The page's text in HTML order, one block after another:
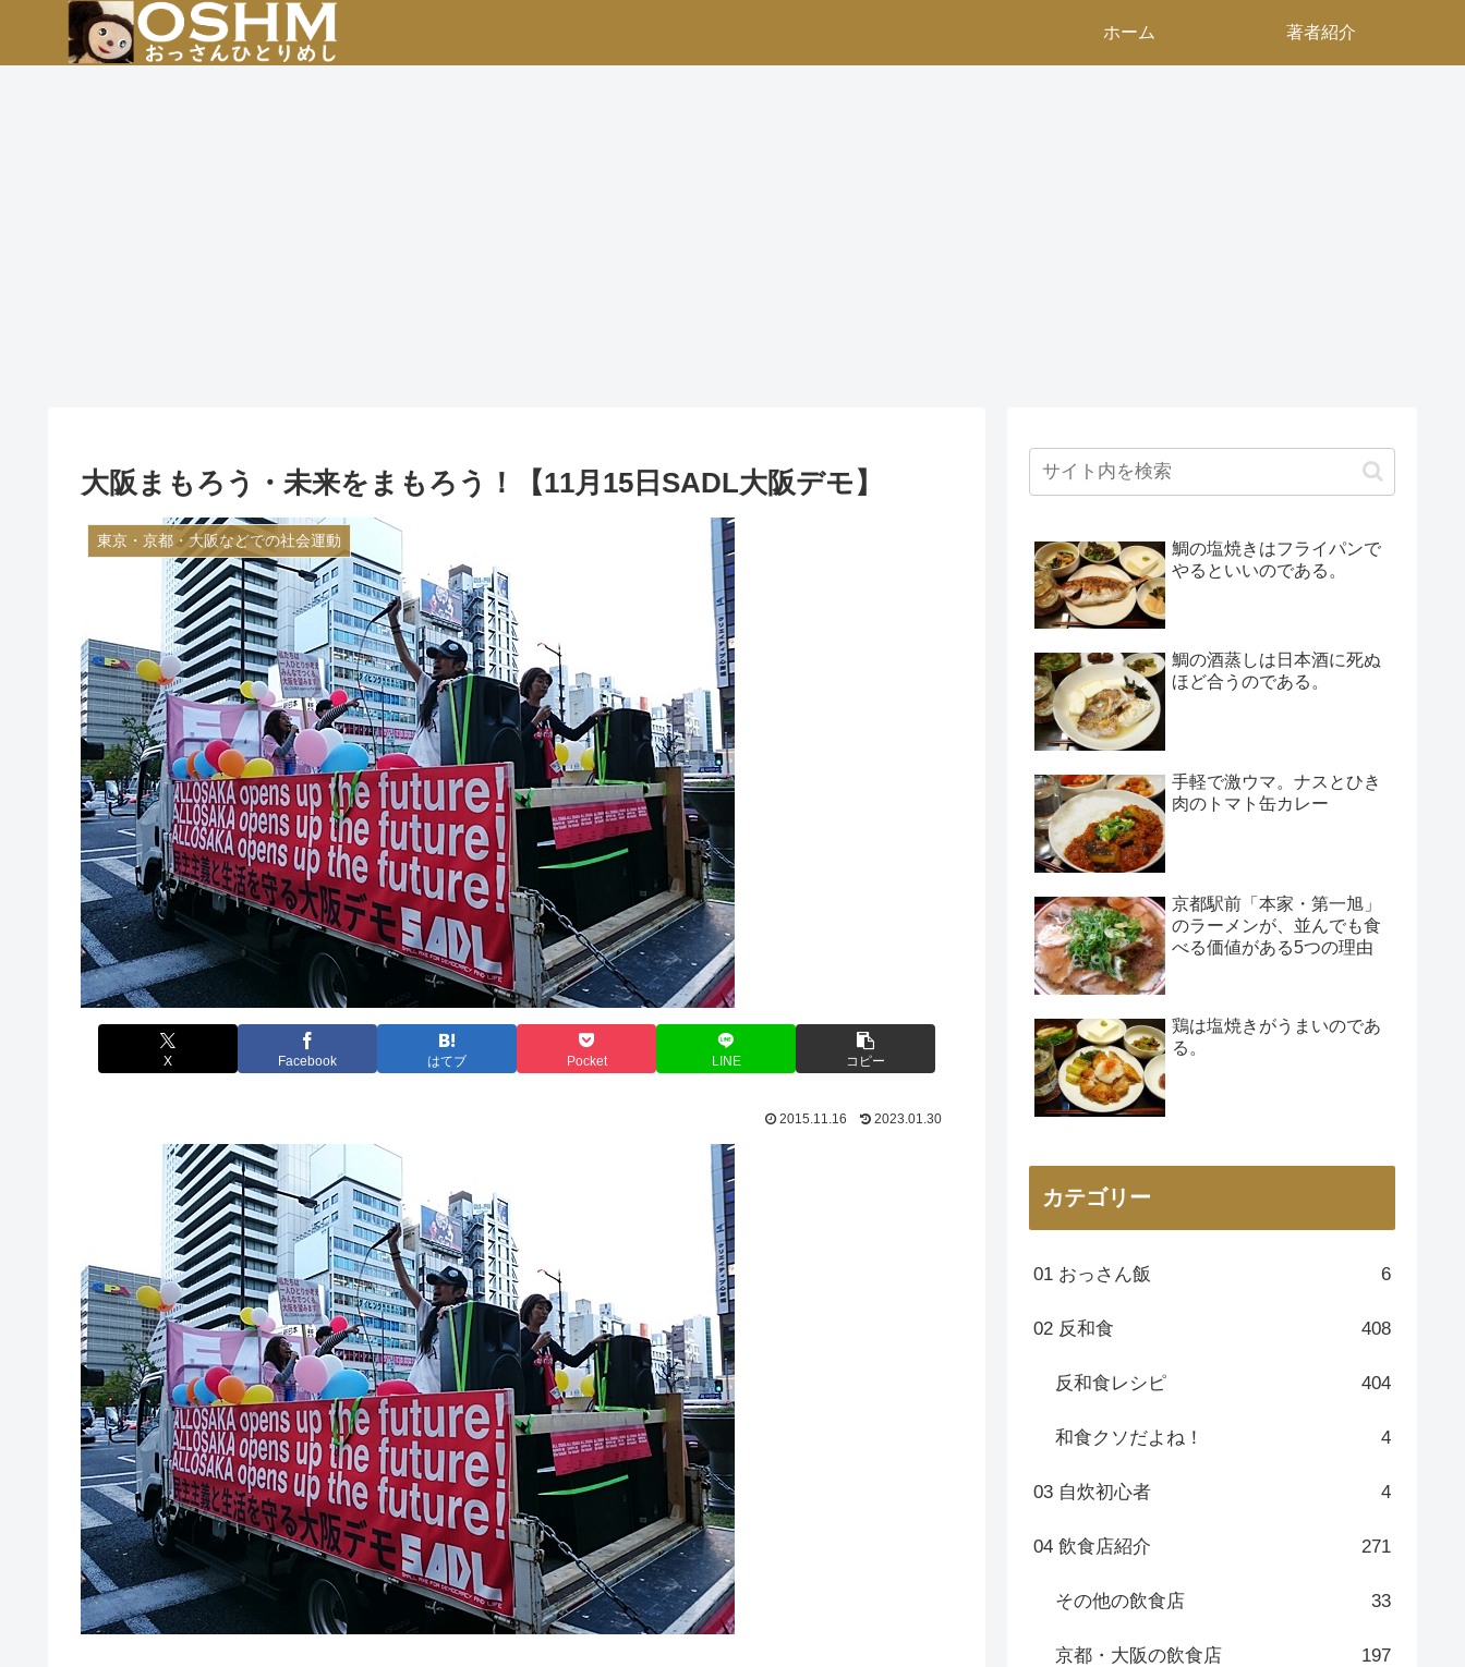
ホーム 著者紹介
大阪まもろう・未来をまもろう！【11月15日SADL大阪デモ】
東京・京都・大阪などでの社会運動
X Facebook はてブ Pocket LINE コピー
2015.11.16 2023.01.30
鯛の塩焼きはフライパンで
やるといいのである。
鯛の酒蒸しは日本酒に死ぬ
ほど合うのである。
手軽で激ウマ。ナスとひき
肉のトマト缶カレー
京都駅前「本家・第一旭」
のラーメンが、並んでも食
べる価値がある5つの理由
鶏は塩焼きがうまいのであ
る。
カテゴリー
01 おっさん飯 6
02 反和食 408
反和食レシピ 404
和食クソだよね！ 4
03 自炊初心者 4
04 飲食店紹介 271
その他の飲食店 33
京都・大阪の飲食店 197